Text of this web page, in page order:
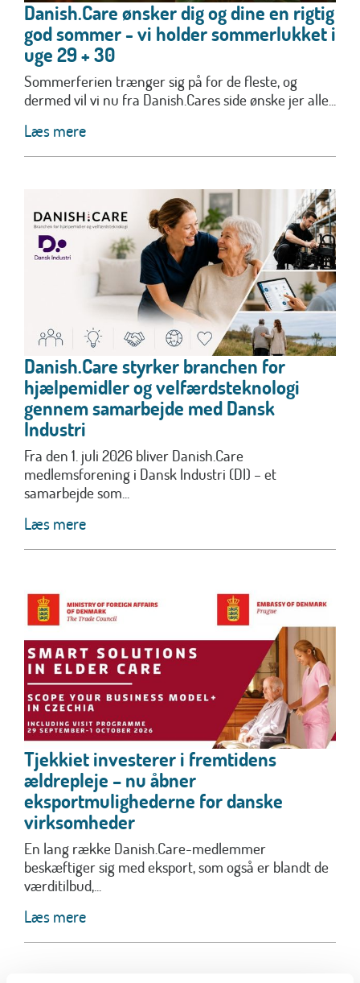
Danish.Care ønsker dig og dine en rigtig
god sommer - vi holder sommerlukket i
uge 29 + 30
Sommerferien trænger sig på for de fleste, og
dermed vil vi nu fra Danish.Cares side ønske jer alle...
Læs mere
Danish.Care styrker branchen for
hjælpemidler og velfærdsteknologi
gennem samarbejde med Dansk
Industri
Fra den 1. juli 2026 bliver Danish.Care
medlemsforening i Dansk Industri (DI) – et
samarbejde som...
Læs mere
Tjekkiet investerer i fremtidens
ældrepleje – nu åbner
eksportmulighederne for danske
virksomheder
En lang række Danish.Care-medlemmer
beskæftiger sig med eksport, som også er blandt de
værditilbud,...
Læs mere